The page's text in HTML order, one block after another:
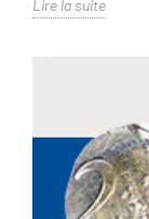
Lire la suite